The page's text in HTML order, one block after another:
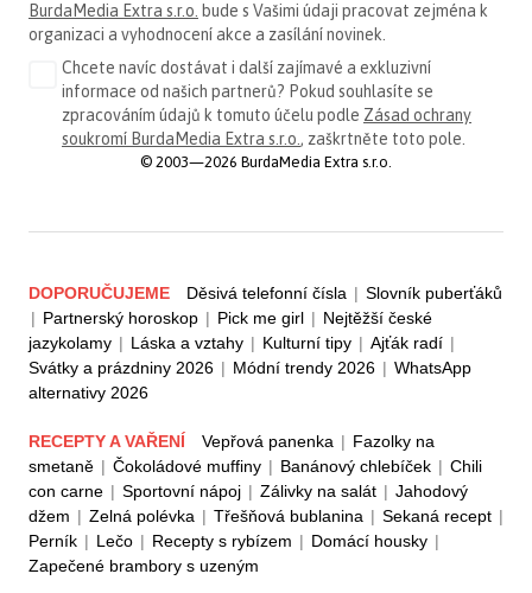
BurdaMedia Extra s.r.o. bude s Vašimi údaji pracovat zejména k
organizaci a vyhodnocení akce a zasílání novinek.
Chcete navíc dostávat i další zajímavé a exkluzivní
informace od našich partnerů? Pokud souhlasíte se
zpracováním údajů k tomuto účelu podle Zásad ochrany
soukromí BurdaMedia Extra s.r.o., zaškrtněte toto pole.
© 2003—2026 BurdaMedia Extra s.r.o.
DOPORUČUJEME Děsivá telefonní čísla | Slovník puberťáků
| Partnerský horoskop | Pick me girl | Nejtěžší české
jazykolamy | Láska a vztahy | Kulturní tipy | Ajťák radí |
Svátky a prázdniny 2026 | Módní trendy 2026 | WhatsApp
alternativy 2026
RECEPTY A VAŘENÍ Vepřová panenka | Fazolky na
smetaně | Čokoládové muffiny | Banánový chlebíček | Chili
con carne | Sportovní nápoj | Zálivky na salát | Jahodový
džem | Zelná polévka | Třešňová bublanina | Sekaná recept |
Perník | Lečo | Recepty s rybízem | Domácí housky |
Zapečené brambory s uzeným